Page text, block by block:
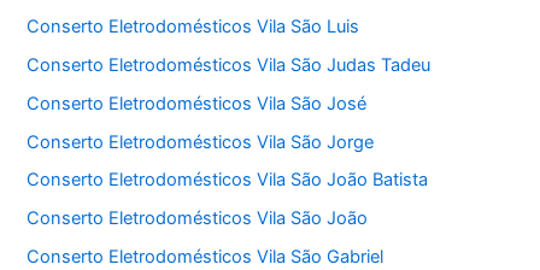
Conserto Eletrodomésticos Vila São Luis
Conserto Eletrodomésticos Vila São Judas Tadeu
Conserto Eletrodomésticos Vila São José
Conserto Eletrodomésticos Vila São Jorge
Conserto Eletrodomésticos Vila São João Batista
Conserto Eletrodomésticos Vila São João
Conserto Eletrodomésticos Vila São Gabriel